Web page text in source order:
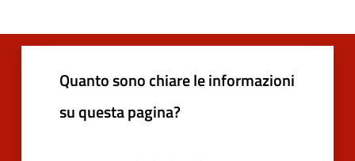
Quanto sono chiare le informazioni
su questa pagina?